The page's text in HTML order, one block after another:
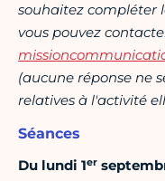
souhaitez compléter
vous pouvez
(aucune réponse ne
relatives à l'activité
Séances
Du lundi 1er